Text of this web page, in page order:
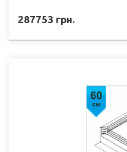
287753 грн.